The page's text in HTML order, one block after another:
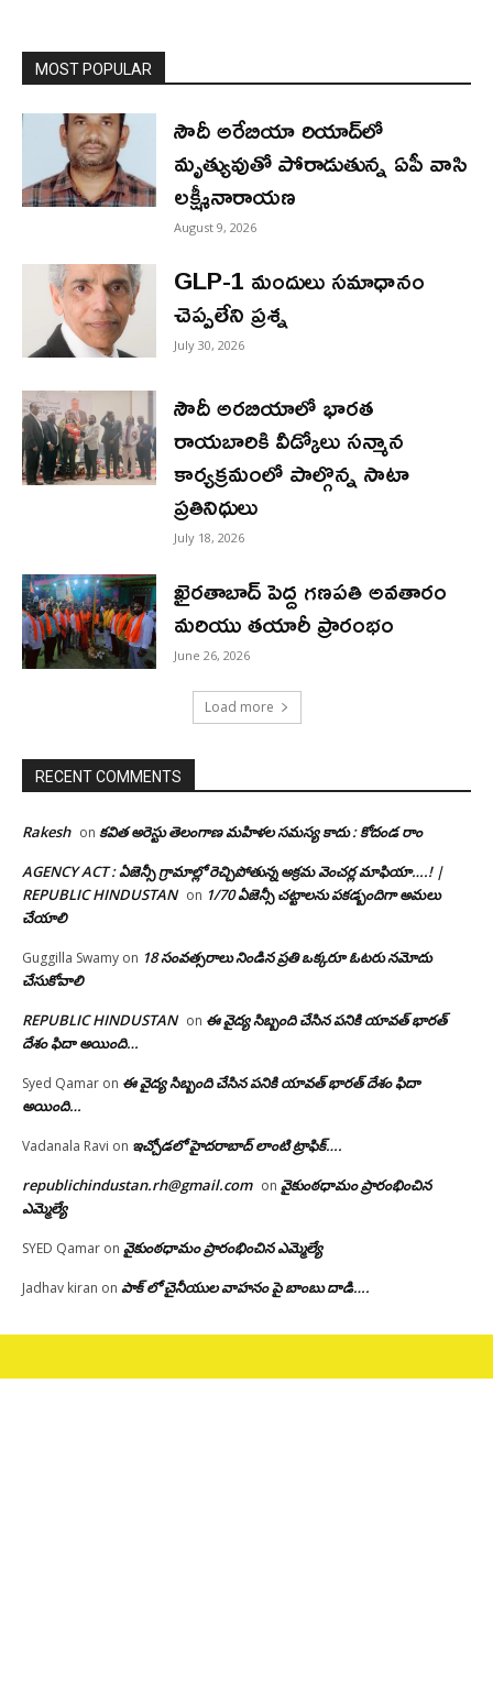
MOST POPULAR
సౌదీ అరేబియా రియాద్‌లో
మృత్యువుతో పోరాడుతున్న ఏపీ వాసి
లక్ష్మీనారాయణ
August 9, 2026
GLP-1 మందులు సమాధానం
చెప్పలేని ప్రశ్న
July 30, 2026
సౌదీ అరబియాలో భారత
రాయబారికి వీడ్కోలు సన్మాన
కార్యక్రమంలో పాల్గొన్న సాటా
ప్రతినిధులు
July 18, 2026
ఖైరతాబాద్ పెద్ద గణపతి అవతారం
మరియు తయారీ ప్రారంభం
June 26, 2026
Load more
RECENT COMMENTS
Rakesh on కవిత అరెస్టు తెలంగాణ మహిళల సమస్య కాదు : కోదండ రాం
AGENCY ACT : ఏజెన్సీ గ్రామాల్లో రెచ్చిపోతున్న అక్రమ వెంచర్ల మాఫియా….! |
REPUBLIC HINDUSTAN on 1/70 ఏజెన్సీ చట్టాలను పకడ్బందిగా అమలు
చేయాలి
Guggilla Swamy on 18 సంవత్సరాలు నిండిన ప్రతి ఒక్కరూ ఓటరు నమోదు
చేసుకోవాలి
REPUBLIC HINDUSTAN on ఈ వైద్య సిబ్బంది చేసిన పనికి యావత్ భారత్
దేశం ఫిదా అయింది…
Syed Qamar on ఈ వైద్య సిబ్బంది చేసిన పనికి యావత్ భారత్ దేశం ఫిదా
అయింది…
Vadanala Ravi on ఇచ్చోడలో హైదరాబాద్ లాంటి ట్రాఫిక్….
republichindustan.rh@gmail.com on వైకుంఠధామం ప్రారంభించిన
ఎమ్మెల్యే
SYED Qamar on వైకుంఠధామం ప్రారంభించిన ఎమ్మెల్యే
Jadhav kiran on పాక్ లో చైనీయుల వాహనం పై బాంబు దాడి….